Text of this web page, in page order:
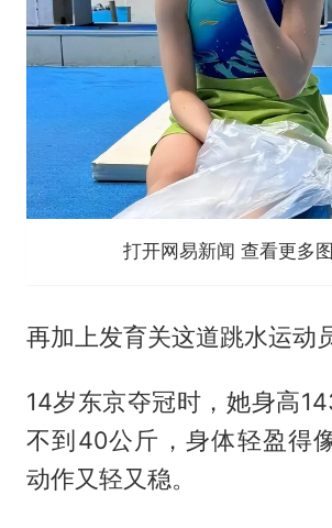
打开网易新闻 查看更多
再加上发育关这道跳水运动
14岁东京夺冠时，她身高
不到40公斤，身体轻盈得
动作又轻又稳。